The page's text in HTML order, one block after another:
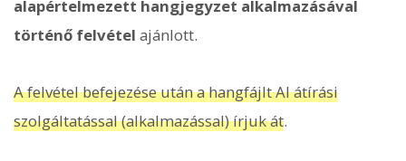
alapértelmezett hangjegyzet alkalmazásával
történő felvétel ajánlott.
A felvétel befejezése után a hangfájlt AI átírási
szolgáltatással (alkalmazással) írjuk át.